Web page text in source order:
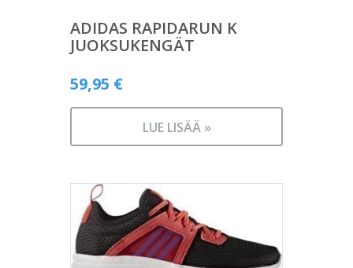
ADIDAS RAPIDARUN K
JUOKSUKENGÄT
59,95 €
LUE LISÄÄ »